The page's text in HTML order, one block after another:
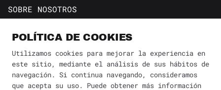
SOBRE NOSOTROS
CONTACTO
Política de cookies
AVISO DE PRIVACIDAD
✕
BÚSQUEDA
POLÍTICA DE COOKIES
Utilizamos cookies para mejorar la experiencia en
este sitio, mediante el análisis de sus hábitos de
navegación. Si continua navegando, consideramos
que acepta su uso. Puede obtener más información